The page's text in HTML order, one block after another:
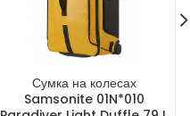
Сумка на колесах
Samsonite 01N*010